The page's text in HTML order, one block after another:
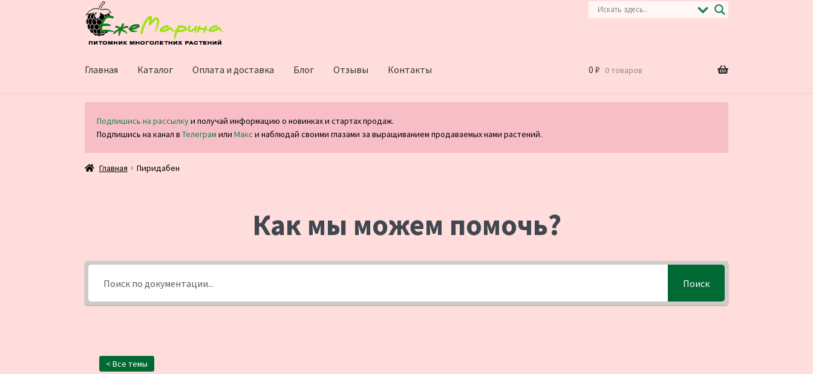
Перейти
к
навигации
Перейти
к
содержимому
Главная Каталог Оплата и доставка Блог Отзывы Контакты 0 ₽ 0 товаров
Подпишись на рассылкуи получай информацию о новинках и стартах продаж.
Подпишись на канал вТелеграм илиМакс и наблюдай своими глазами за выращиванием продаваемых нами растений.
Главная Пиридабен
Как мы можем помочь?
Поиск
< Все темы